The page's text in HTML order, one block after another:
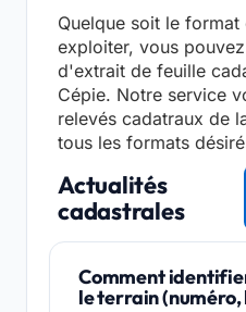
Quelque soit le
exploiter, vous
d'extrait de feuille
Cépie. Notre service
relevés cadatraux de
tous les formats
Actualités
cadastrales
Comment
le terrain